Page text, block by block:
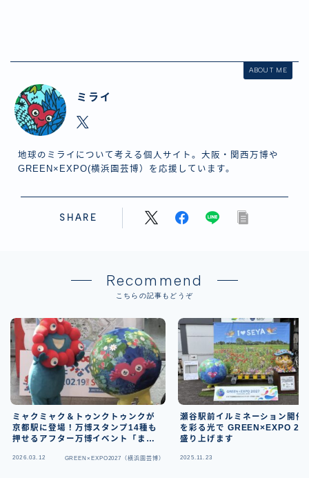
ABOUT ME
ミライ
地球のミライについて考える個人サイト。大阪・関西万博や
GREEN×EXPO(横浜園芸博）を応援しています。
SHARE
Recommend
こちらの記事もどうぞ
ミャクミャク＆トゥンクトゥンクが
京都駅に登場！万博スタンプ14種も
押せるアフター万博イベント「また
2026.03.12 GREEN×EXPO2027（横浜園芸博）
瀬谷駅前イルミネーション開催
を彩る光で GREEN×EXPO
盛り上げます
2025.11.23